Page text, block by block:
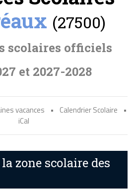
(27500)
scolaires officiels
et 2027-2028
vacances • Calendrier Scolaire
•
iCal
zone scolaire des